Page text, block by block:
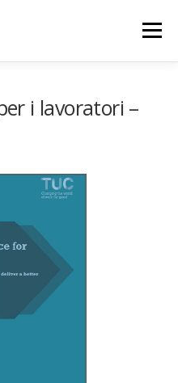
Menu
i lavoratori –